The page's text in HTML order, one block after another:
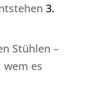
3.
Stühlen –
wem es